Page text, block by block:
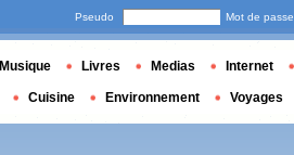
Pseudo Mot de passe
Musique Livres Medias Internet
Cuisine Environnement Voyages